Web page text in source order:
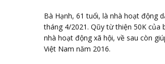
Bà Hạnh, 61 tuổi, là nhà hoạt động
tháng 4/2021. Qũy từ thiện 50K của
nhà hoạt động xã hội, về sau còn
Việt Nam năm 2016.